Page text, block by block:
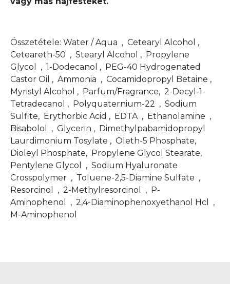
Összetétele: Water / Aqua , Cetearyl Alcohol ,
Ceteareth-50 , Stearyl Alcohol , Propylene
Glycol , 1-Dodecanol , PEG-40 Hydrogenated
Castor Oil , Ammonia , Cocamidopropyl Betaine ,
Myristyl Alcohol , Parfum/Fragrance, 2-Decyl-1-
Tetradecanol , Polyquaternium-22 , Sodium
Sulfite, Erythorbic Acid , EDTA , Ethanolamine ,
Bisabolol , Glycerin , Dimethylpabamidopropyl
Laurdimonium Tosylate , Oleth-5 Phosphate,
Dioleyl Phosphate, Propylene Glycol Stearate,
Pentylene Glycol , Sodium Hyaluronate
Crosspolymer , Toluene-2,5-Diamine Sulfate ,
Resorcinol , 2-Methylresorcinol , P-
Aminophenol , 2,4-Diaminophenoxyethanol Hcl ,
M-Aminophenol